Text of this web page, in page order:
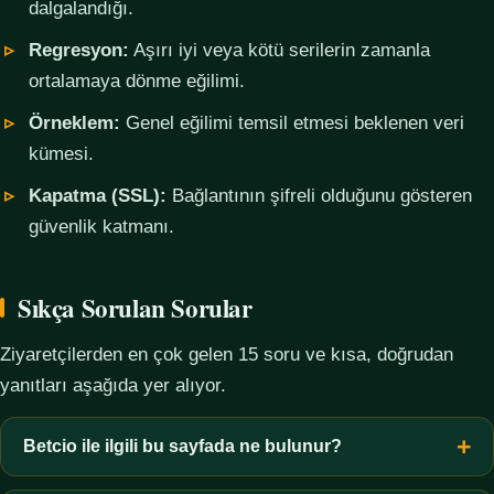
dalgalandığı.
Regresyon: Aşırı iyi veya kötü serilerin zamanla
ortalamaya dönme eğilimi.
Örneklem: Genel eğilimi temsil etmesi beklenen veri
kümesi.
Kapatma (SSL): Bağlantının şifreli olduğunu gösteren
güvenlik katmanı.
Sıkça Sorulan Sorular
Ziyaretçilerden en çok gelen 15 soru ve kısa, doğrudan
yanıtları aşağıda yer alıyor.
Betcio ile ilgili bu sayfada ne bulunur?
Bu sayfada yalnızca kavramsal bilgi, terim açıklamaları, veri